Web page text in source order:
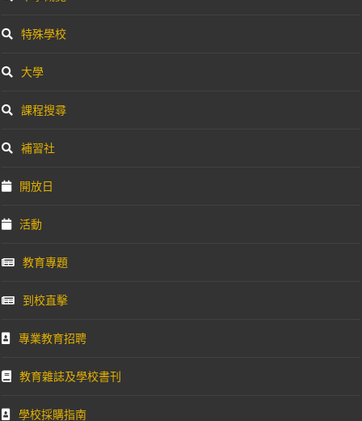
特殊學校
大學
課程搜尋
補習社
開放日
活動
教育專題
到校直擊
專業教育招聘
教育雜誌及學校書刊
學校採購指南